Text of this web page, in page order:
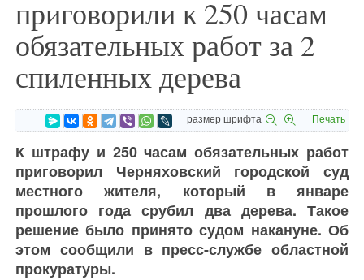
приговорили к 250 часам
обязательных работ за 2
спиленных дерева
размер шрифта Печать
К штрафу и 250 часам обязательных работ
приговорил Черняховский городской суд
местного жителя, который в январе
прошлого года срубил два дерева. Такое
решение было принято судом накануне. Об
этом сообщили в пресс-службе областной
прокуратуры.